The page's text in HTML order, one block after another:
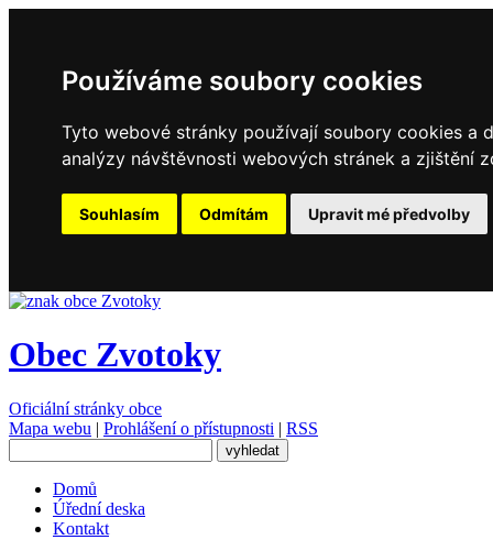
Používáme soubory cookies
Tyto webové stránky používají soubory cookies a
analýzy návštěvnosti webových stránek a zjištění
Souhlasím Odmítám Upravit mé předvolby
Obec Zvotoky
Oficiální stránky obce
Mapa webu | Prohlášení o přístupnosti | RSS
Domů
Úřední deska
Kontakt